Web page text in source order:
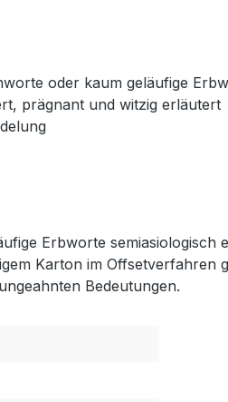
oder kaum geläufige
prägnant und witzig erläutert
Erbworte semiasiologisch
Karton im
Bedeutungen.